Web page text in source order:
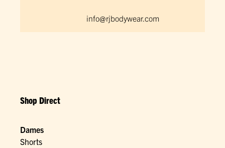
info@rjbodywear.com
Shop Direct
Dames
Shorts